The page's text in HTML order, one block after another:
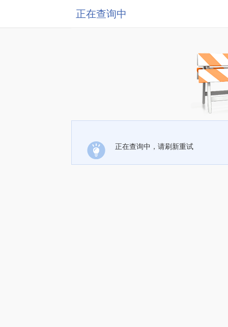
正在查询中
正在查询中，请刷新重试